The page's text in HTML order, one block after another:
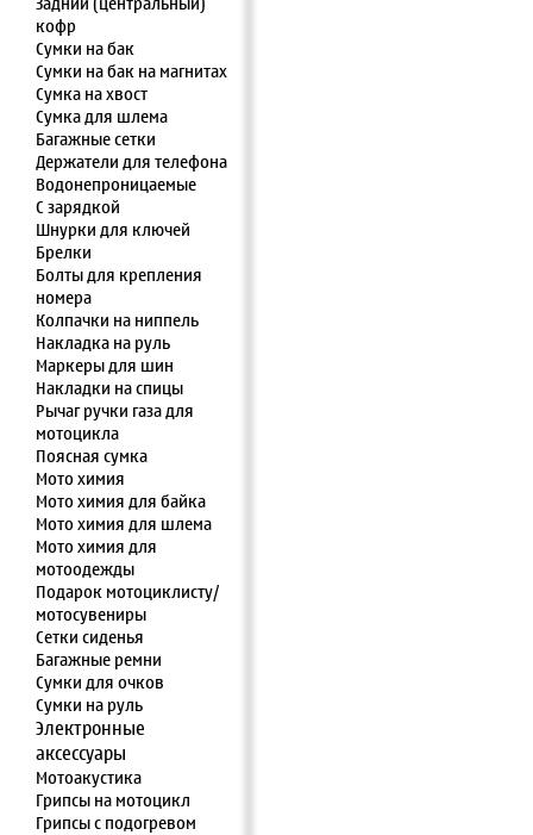
кофр
Сумки на бак
Сумки на бак на магнитах
Сумка на хвост
Сумка для шлема
Багажные сетки
Держатели для телефона
Водонепроницаемые
С зарядкой
Шнурки для ключей
Брелки
Болты для крепления
номера
Колпачки на ниппель
Накладка на руль
Маркеры для шин
Накладки на спицы
Рычаг ручки газа для
мотоцикла
Поясная сумка
Мото химия
Мото химия для байка
Мото химия для шлема
Мото химия для
мотоодежды
Подарок мотоциклисту/
мотосувениры
Сетки сиденья
Багажные ремни
Сумки для очков
Сумки на руль
Электронные
аксессуары
Мотоакустика
Грипсы на мотоцикл
Грипсы с подогревом